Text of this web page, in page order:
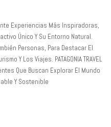
Experiencias Más Inspiradoras,
Único Y Su Entorno Natural.
Personas, Para Destacar El
Y Los Viajes. PATAGONIA TRAVEL
Que Buscan Explorar El Mundo
Y Sostenible